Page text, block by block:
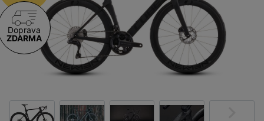
Doprava
ZDARMA